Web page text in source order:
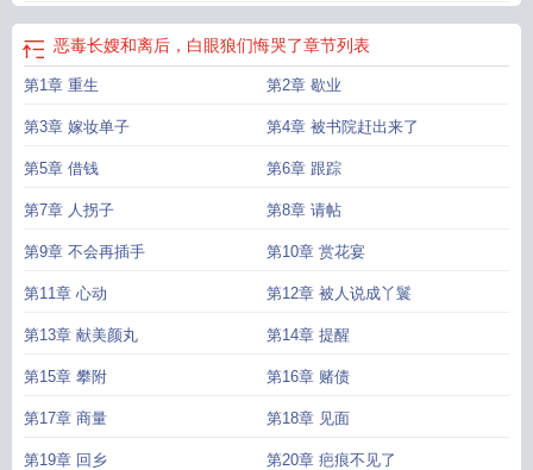
恶毒长嫂和离后，白眼狼们悔哭了章节列表
第1章 重生 第2章 歇业
第3章 嫁妆单子 第4章 被书院赶出来了
第5章 借钱 第6章 跟踪
第7章 人拐子 第8章 请帖
第9章 不会再插手 第10章 赏花宴
第11章 心动 第12章 被人说成丫鬟
第13章 献美颜丸 第14章 提醒
第15章 攀附 第16章 赌债
第17章 商量 第18章 见面
第19章 回乡 第20章 疤痕不见了